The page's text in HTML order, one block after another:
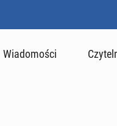
Wiadomości